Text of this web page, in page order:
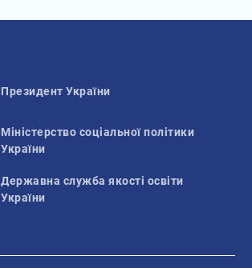
Президент України
Міністерство соціальної політики
України
Державна служба якості освіти
України